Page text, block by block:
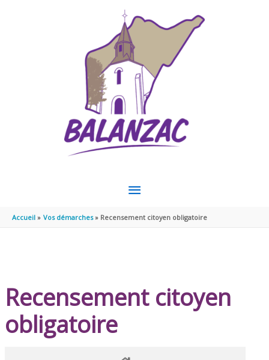
MENU
PRINCIPAL
Accueil Vos démarches Recensement citoyen obligatoire
Recensement citoyen
obligatoire